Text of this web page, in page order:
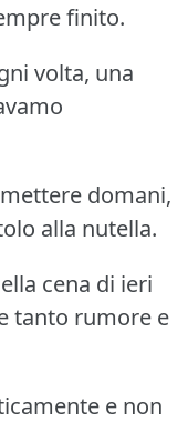
finito.
volta, una
domani,
alla nutella.
cena di ieri
tanto rumore e
e non